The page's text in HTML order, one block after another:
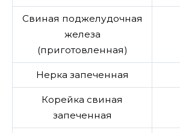
Свиная поджелудочная
железа
(приготовленная)
Нерка запеченная
Корейка свиная
запеченная